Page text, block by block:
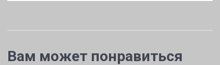
Вам может понравиться